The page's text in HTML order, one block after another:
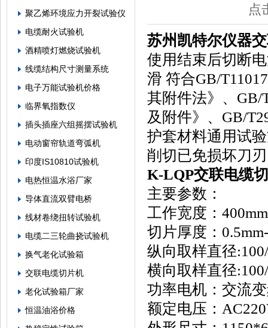
聚乙烯环境应力开裂试验仪
电缆耐火试验机
酒精喷灯燃烧试验机
线缆结构尺寸测量系统
电子万能试验机价格
临界氧指数仪
插头插座六组摇摆试验机
电动窗帘轨道弯弧机
印度IS10810试验机
电热恒温水浴厂家
导体直流双臂电桥
线材卷绕扭转试验机
电缆二三轮曲挠试验机
换气老化试验箱
交联电缆切片机
老化试验箱厂家
恒温油浴价格
点
苏州凯特尔仪器
使用结束后切断
滑 符合GB/
其附件法》、GB/
及附件》、GB/
护套材料通用试
削切已免损坏刀刃
K-LQP交联电缆
主要参数：
工作宽度：
切片厚度：
纵向取样直径
横向取样直径
功率电机：交流
额定电压：